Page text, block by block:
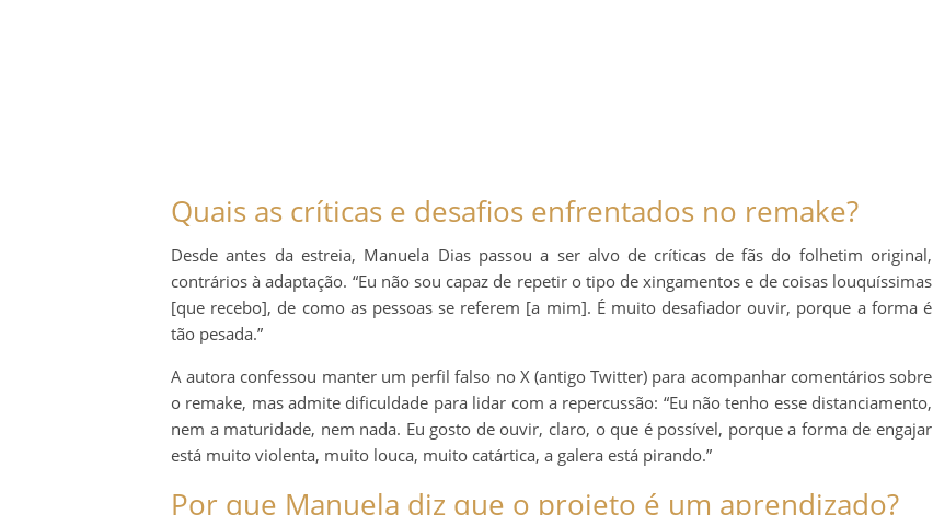
Quais as críticas e desafios enfrentados no remake?
Desde antes da estreia, Manuela Dias passou a ser alvo de críticas de fãs do folhetim original,
contrários à adaptação. “Eu não sou capaz de repetir o tipo de xingamentos e de coisas louquíssimas
[que recebo], de como as pessoas se referem [a mim]. É muito desafiador ouvir, porque a forma é
tão pesada.”
A autora confessou manter um perfil falso no X (antigo Twitter) para acompanhar comentários sobre
o remake, mas admite dificuldade para lidar com a repercussão: “Eu não tenho esse distanciamento,
nem a maturidade, nem nada. Eu gosto de ouvir, claro, o que é possível, porque a forma de engajar
está muito violenta, muito louca, muito catártica, a galera está pirando.”
Por que Manuela diz que o projeto é um aprendizado?